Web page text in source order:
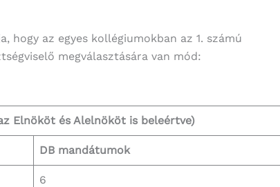
hogy az egyes kollégiumokban az 1. számú
megválasztására van mód:
Elnököt és Alelnököt is beleértve)
DB mandátumok
6